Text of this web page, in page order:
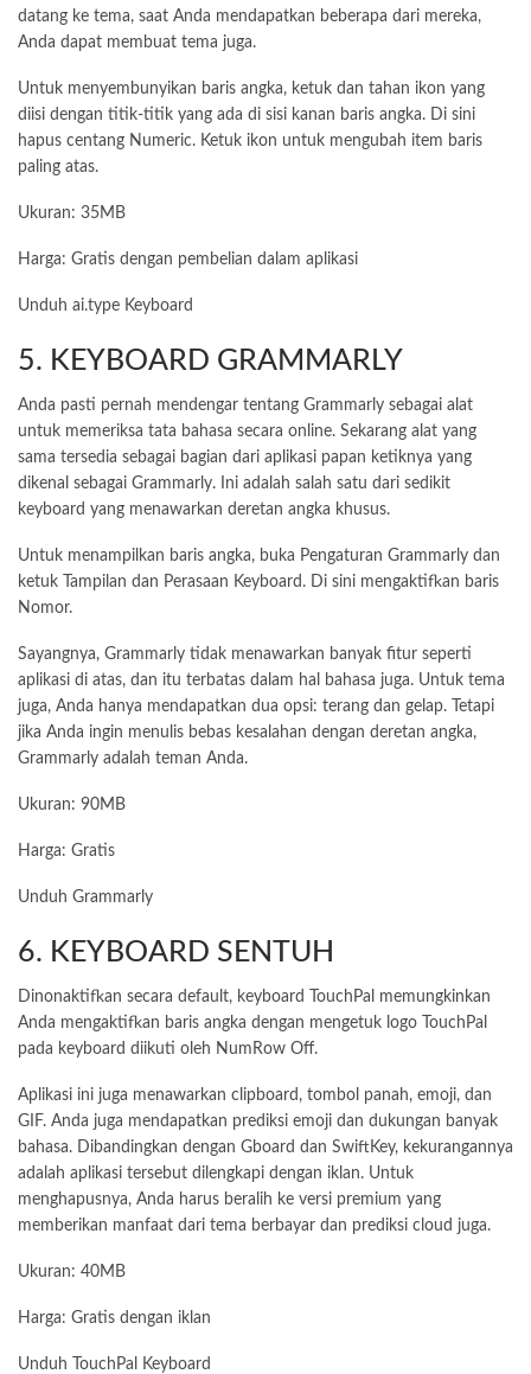
datang ke tema, saat Anda mendapatkan beberapa dari mereka,
Anda dapat membuat tema juga.
Untuk menyembunyikan baris angka, ketuk dan tahan ikon yang
diisi dengan titik-titik yang ada di sisi kanan baris angka. Di sini
hapus centang Numeric. Ketuk ikon untuk mengubah item baris
paling atas.
Ukuran: 35MB
Harga: Gratis dengan pembelian dalam aplikasi
Unduh ai.type Keyboard
5. KEYBOARD GRAMMARLY
Anda pasti pernah mendengar tentang Grammarly sebagai alat
untuk memeriksa tata bahasa secara online. Sekarang alat yang
sama tersedia sebagai bagian dari aplikasi papan ketiknya yang
dikenal sebagai Grammarly. Ini adalah salah satu dari sedikit
keyboard yang menawarkan deretan angka khusus.
Untuk menampilkan baris angka, buka Pengaturan Grammarly dan
ketuk Tampilan dan Perasaan Keyboard. Di sini mengaktifkan baris
Nomor.
Sayangnya, Grammarly tidak menawarkan banyak fitur seperti
aplikasi di atas, dan itu terbatas dalam hal bahasa juga. Untuk tema
juga, Anda hanya mendapatkan dua opsi: terang dan gelap. Tetapi
jika Anda ingin menulis bebas kesalahan dengan deretan angka,
Grammarly adalah teman Anda.
Ukuran: 90MB
Harga: Gratis
Unduh Grammarly
6. KEYBOARD SENTUH
Dinonaktifkan secara default, keyboard TouchPal memungkinkan
Anda mengaktifkan baris angka dengan mengetuk logo TouchPal
pada keyboard diikuti oleh NumRow Off.
Aplikasi ini juga menawarkan clipboard, tombol panah, emoji, dan
GIF. Anda juga mendapatkan prediksi emoji dan dukungan banyak
bahasa. Dibandingkan dengan Gboard dan SwiftKey, kekurangannya
adalah aplikasi tersebut dilengkapi dengan iklan. Untuk
menghapusnya, Anda harus beralih ke versi premium yang
memberikan manfaat dari tema berbayar dan prediksi cloud juga.
Ukuran: 40MB
Harga: Gratis dengan iklan
Unduh TouchPal Keyboard